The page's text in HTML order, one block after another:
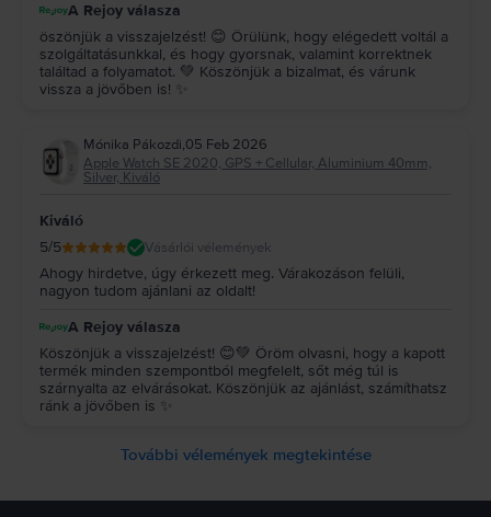
A Rejoy válasza
öszönjük a visszajelzést! 😊 Örülünk, hogy elégedett voltál a
szolgáltatásunkkal, és hogy gyorsnak, valamint korrektnek
találtad a folyamatot. 💚 Köszönjük a bizalmat, és várunk
vissza a jövőben is! ✨
Mónika Pákozdi,05 Feb 2026
Apple Watch SE 2020, GPS + Cellular, Aluminium 40mm,
Silver, Kiváló
Kiváló
5/5 Vásárlói vélemények
Ahogy hirdetve, úgy érkezett meg. Várakozáson felüli,
nagyon tudom ajánlani az oldalt!
A Rejoy válasza
Köszönjük a visszajelzést! 😊💚 Öröm olvasni, hogy a kapott
termék minden szempontból megfelelt, sőt még túl is
szárnyalta az elvárásokat. Köszönjük az ajánlást, számíthatsz
ránk a jövőben is ✨
További vélemények megtekintése